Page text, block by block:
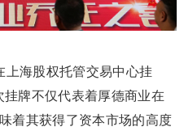
海股权托管交易中心挂
牌不仅代表着厚德商业在
着其获得了资本市场的高度